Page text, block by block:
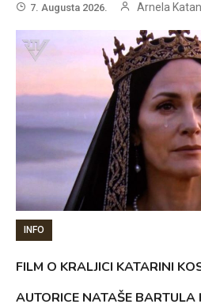
7. Augusta 2026. Arnela
INFO
FILM O KRALJICI KATARINI
AUTORICE NATAŠE